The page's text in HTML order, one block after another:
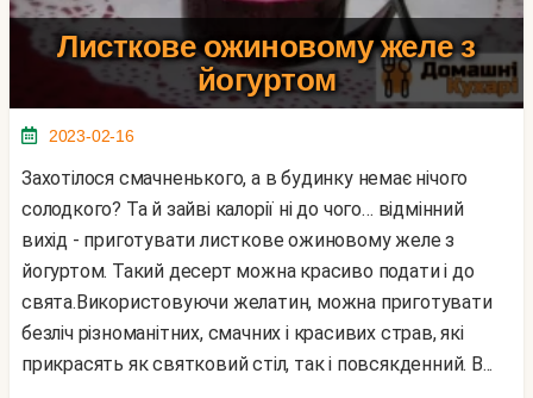
Листкове ожиновому желе з
йогуртом
2023-02-16
Захотілося смачненького, а в будинку немає нічого
солодкого? Та й зайві калорії ні до чого… відмінний
вихід - приготувати листкове ожиновому желе з
йогуртом. Такий десерт можна красиво подати і до
свята.Використовуючи желатин, можна приготувати
безліч різноманітних, смачних і красивих страв, які
прикрасять як святковий стіл, так і повсякденний. В...